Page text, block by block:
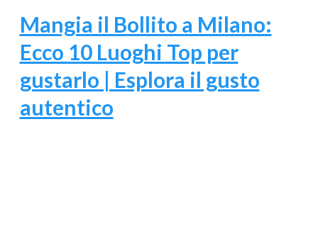
Mangia il Bollito a Milano:
Ecco 10 Luoghi Top per
gustarlo | Esplora il gusto
autentico